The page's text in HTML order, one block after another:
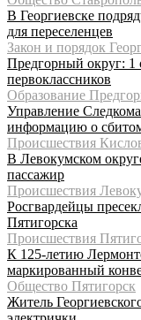
В Георгиевске
для переселенцев
Закон и порядок
Предгорный округ: 1
первоклассников
Образование
Управление
информацию о
Происшествия
В Левокумском
пассажир
Происшествия
Росгвардейцы
Пятигорска
Происшествия
К 125-летию
маркированный
Общество Пятигорск
Житель